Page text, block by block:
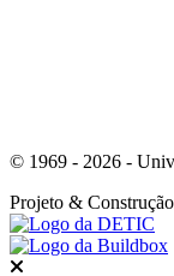
© 1969 - 2026 -
Projeto & Construção